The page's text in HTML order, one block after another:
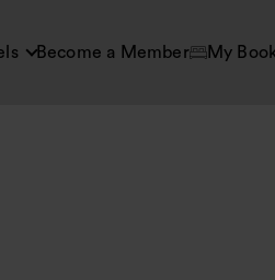
Become a Member My